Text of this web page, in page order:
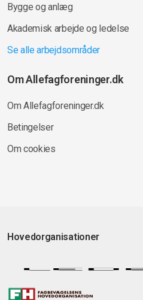
Bygge og anlæg
Akademisk arbejde og ledelse
Se alle arbejdsområder
Om Allefagforeninger.dk
Om Allefagforeninger.dk
Betingelser
Om cookies
Hovedorganisationer